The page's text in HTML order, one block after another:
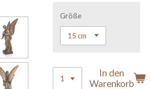
Größe
In den
Warenkorb